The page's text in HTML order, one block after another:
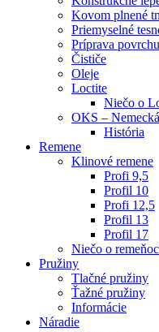
Kovom plnené
Priemyselné
Príprava
Čističe
Oleje
Loctite
Niečo o
OKS –
História
Remene
Klinové remene
Profi 9,5
Profil 10
Profi 12,5
Profil 13
Profil 17
Niečo o
Pružiny
Tlačné pružiny
Ťažné pružiny
Informácie
Náradie